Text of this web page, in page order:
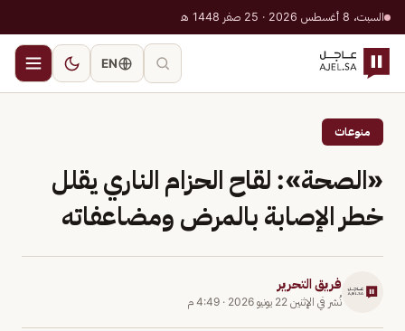
السبت، 8 أغسطس 2026 · 25 صفر 1448 هـ
EN
منوعات
«الصحة»: لقاح الحزام الناري يقلل
خطر الإصابة بالمرض ومضاعفاته
فريق التحرير
نُشر في الإثنين 22 يونيو 2026 · 4:49 م